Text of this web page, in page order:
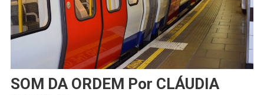
SOM DA ORDEM Por CLÁUDIA